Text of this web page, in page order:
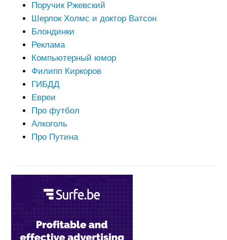
Поручик Ржевский
Шерлок Холмс и доктор Ватсон
Блондинки
Реклама
Компьютерный юмор
Филипп Киркоров
ГИБДД
Евреи
Про футбол
Алкоголь
Про Путина